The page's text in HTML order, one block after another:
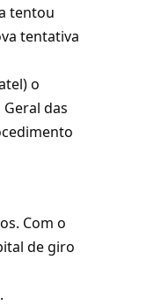
tentou
tentativa
o
das
Com o
de giro